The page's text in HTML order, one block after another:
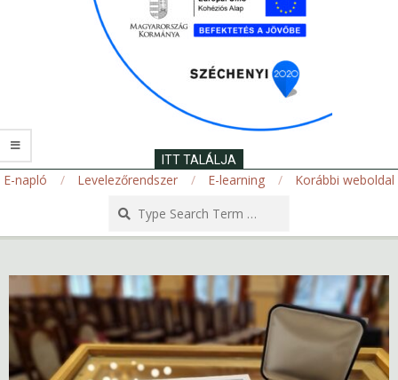
ITT TALÁLJA
E-napló Levelezőrendszer E-learning
Korábbi weboldal
Menu